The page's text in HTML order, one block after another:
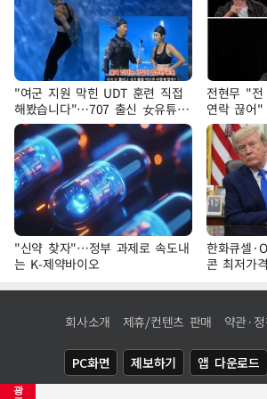
광
"여군 지원 막힌 UDT 훈련 직접
해봤습니다"…707 출신 女유튜버
'완벽 소화'
전현무 "전
연락 끊어"
"신약 찾자"…정부 과제로 속도내
는 K-제약바이오
한화큐셀
콘 최저가
쟁·수익성
회사소개 제휴/컨텐츠 판매 약관·
PC화면 제보하기 앱 다운로드